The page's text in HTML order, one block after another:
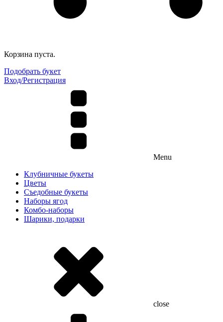
Корзина пуста.
Подобрать букет
Вход/Регистрация
Menu
Клубничные букеты
Цветы
Съедобные букеты
Наборы ягод
Комбо-наборы
Шарики, подарки
close